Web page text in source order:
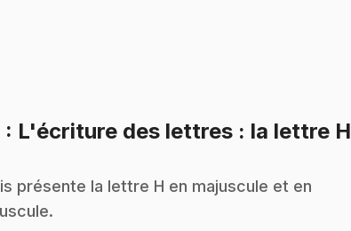
: L'écriture des lettres : la lettre H
présente la lettre H en majuscule et en